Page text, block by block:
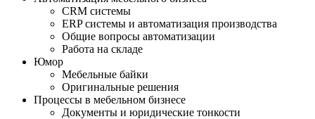
CRM системы
ERP системы и автоматизация производства
Общие вопросы автоматизации
Работа на складе
Юмор
Мебельные байки
Оригинальные решения
Процессы в мебельном бизнесе
Документы и юридические тонкости